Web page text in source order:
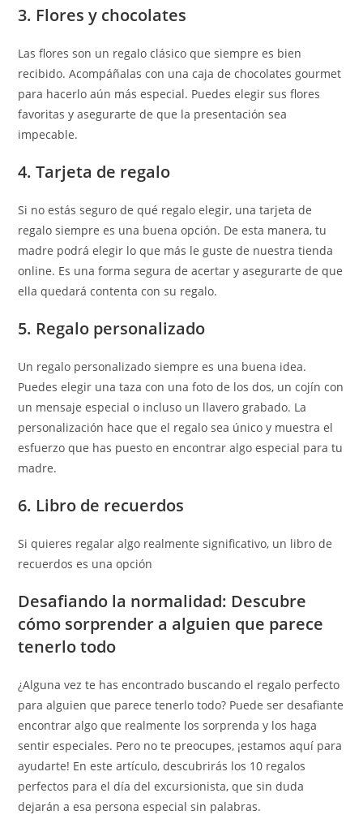
3. Flores y chocolates
Las flores son un regalo clásico que siempre es bien
recibido. Acompáñalas con una caja de chocolates gourmet
para hacerlo aún más especial. Puedes elegir sus flores
favoritas y asegurarte de que la presentación sea
impecable.
4. Tarjeta de regalo
Si no estás seguro de qué regalo elegir, una tarjeta de
regalo siempre es una buena opción. De esta manera, tu
madre podrá elegir lo que más le guste de nuestra tienda
online. Es una forma segura de acertar y asegurarte de que
ella quedará contenta con su regalo.
5. Regalo personalizado
Un regalo personalizado siempre es una buena idea.
Puedes elegir una taza con una foto de los dos, un cojín con
un mensaje especial o incluso un llavero grabado. La
personalización hace que el regalo sea único y muestra el
esfuerzo que has puesto en encontrar algo especial para tu
madre.
6. Libro de recuerdos
Si quieres regalar algo realmente significativo, un libro de
recuerdos es una opción
Desafiando la normalidad: Descubre
cómo sorprender a alguien que parece
tenerlo todo
¿Alguna vez te has encontrado buscando el regalo perfecto
para alguien que parece tenerlo todo? Puede ser desafiante
encontrar algo que realmente los sorprenda y los haga
sentir especiales. Pero no te preocupes, ¡estamos aquí para
ayudarte! En este artículo, descubrirás los 10 regalos
perfectos para el día del excursionista, que sin duda
dejarán a esa persona especial sin palabras.